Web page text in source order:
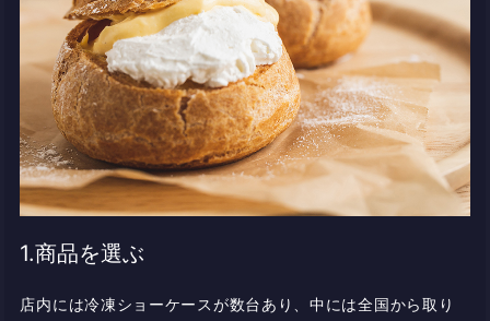
1.商品を選ぶ
店内には冷凍ショーケースが数台あり、中には全国から取り